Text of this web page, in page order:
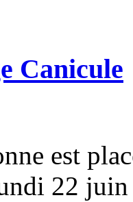
Canicule
est
22